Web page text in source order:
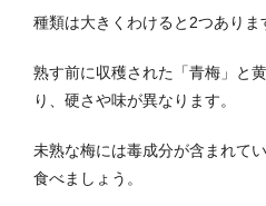
種類は大きくわけると2つありま
熟す前に収穫された「青梅」と
り、硬さや味が異なります。
未熟な梅には毒成分が含まれて
食べましょう。